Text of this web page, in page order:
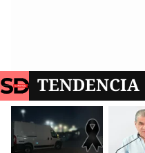
TENDENCIA